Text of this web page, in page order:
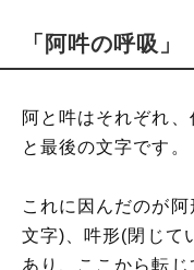
「阿吽の呼吸」
阿と吽はそれぞれ
と最後の文字です。
これに因んだのが
文字)、吽形(閉じて
あり、ここから転